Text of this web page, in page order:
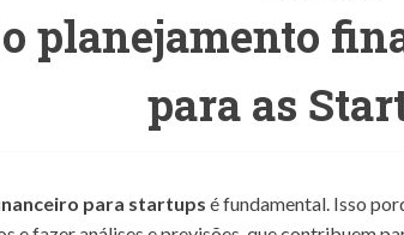
planejamento
para as
para startups é fundamental. Isso